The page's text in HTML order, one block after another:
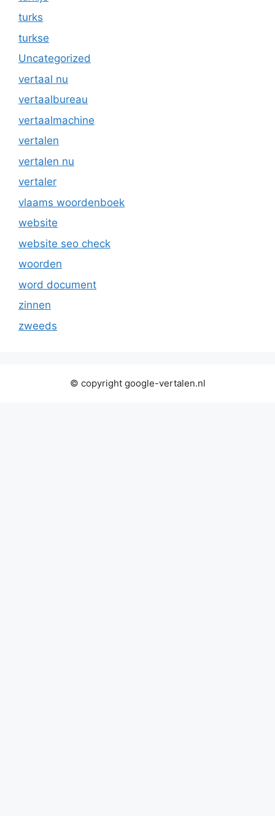
turks
turkse
Uncategorized
vertaal nu
vertaalbureau
vertaalmachine
vertalen
vertalen nu
vertaler
vlaams woordenboek
website
website seo check
woorden
word document
zinnen
zweeds
© copyright google-vertalen.nl